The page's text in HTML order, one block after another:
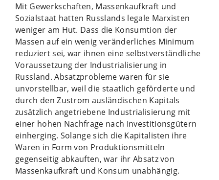
Mit Gewerkschaften, Massenkaufkraft und
Sozialstaat hatten Russlands legale Marxisten
weniger am Hut. Dass die Konsumtion der
Massen auf ein wenig veränderliches Minimum
reduziert sei, war ihnen eine selbstverständliche
Voraussetzung der Industrialisierung in
Russland. Absatzprobleme waren für sie
unvorstellbar, weil die staatlich geförderte und
durch den Zustrom ausländischen Kapitals
zusätzlich angetriebene Industrialisierung mit
einer hohen Nachfrage nach Investitionsgütern
einherging. Solange sich die Kapitalisten ihre
Waren in Form von Produktionsmitteln
gegenseitig abkauften, war ihr Absatz von
Massenkaufkraft und Konsum unabhängig.